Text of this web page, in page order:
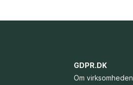
GDPR.DK
Om virksomheden